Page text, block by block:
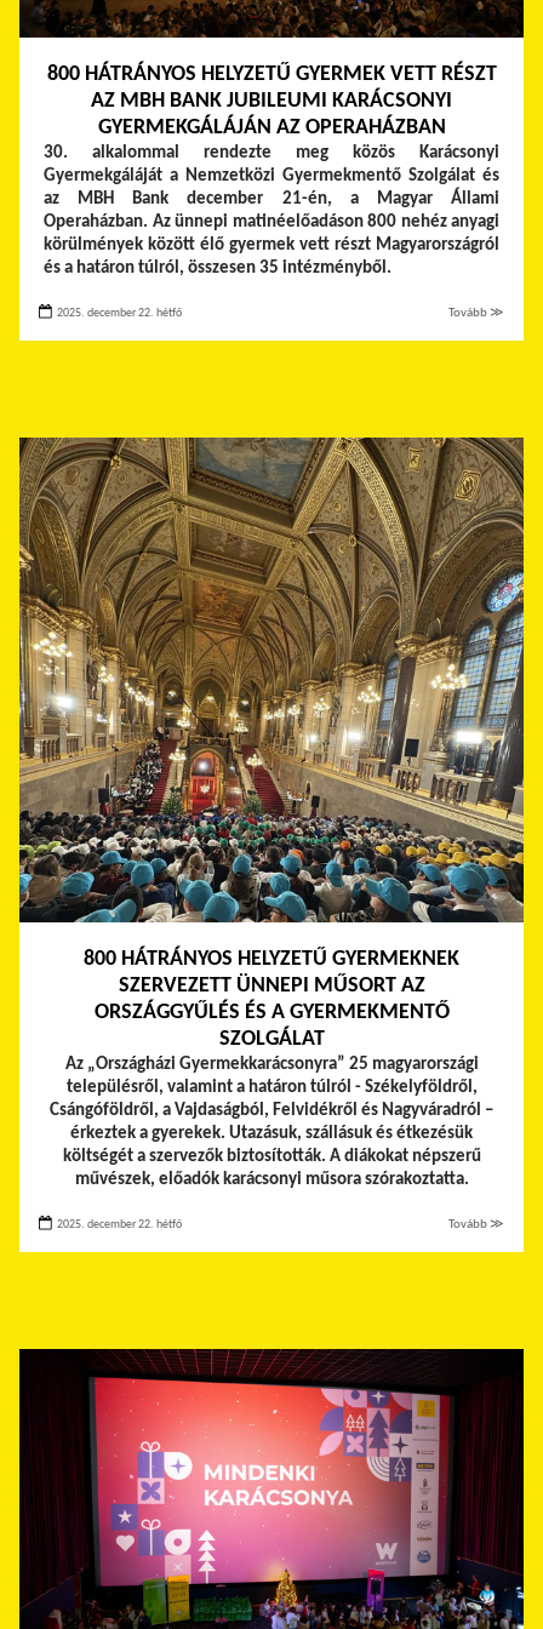
800 HÁTRÁNYOS HELYZETŰ GYERMEK VETT RÉSZT
AZ MBH BANK JUBILEUMI KARÁCSONYI
GYERMEKGÁLÁJÁN AZ OPERAHÁZBAN
30. alkalommal rendezte meg közös Karácsonyi
Gyermekgáláját a Nemzetközi Gyermekmentő Szolgálat és
az MBH Bank december 21-én, a Magyar Állami
Operaházban. Az ünnepi matinéelőadáson 800 nehéz anyagi
körülmények között élő gyermek vett részt Magyarországról
és a határon túlról, összesen 35 intézményből.
2025. december 22. hétfő Tovább ≫
800 HÁTRÁNYOS HELYZETŰ GYERMEKNEK
SZERVEZETT ÜNNEPI MŰSORT AZ
ORSZÁGGYŰLÉS ÉS A GYERMEKMENTŐ
SZOLGÁLAT
Az „Országházi Gyermekkarácsonyra” 25 magyarországi
településről, valamint a határon túlról - Székelyföldről,
Csángóföldről, a Vajdaságból, Felvidékről és Nagyváradról –
érkeztek a gyerekek. Utazásuk, szállásuk és étkezésük
költségét a szervezők biztosították. A diákokat népszerű
művészek, előadók karácsonyi műsora szórakoztatta.
2025. december 22. hétfő Tovább ≫